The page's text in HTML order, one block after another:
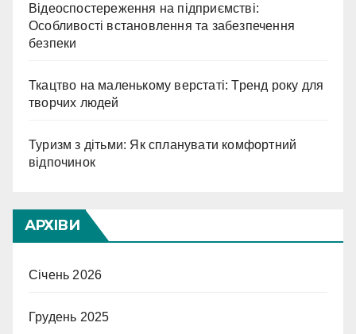
Відеоспостереження на підприємстві:
Особливості встановлення та забезпечення
безпеки
Ткацтво на маленькому верстаті: Тренд року для
творчих людей
Туризм з дітьми: Як спланувати комфортний
відпочинок
АРХІВИ
Січень 2026
Грудень 2025